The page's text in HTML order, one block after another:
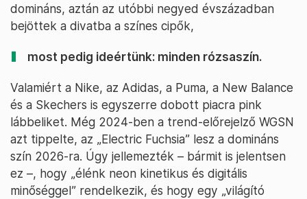
domináns, aztán az utóbbi negyed évszázadban
bejöttek a divatba a színes cipők,
most pedig ideértünk: minden rózsaszín.
Valamiért a Nike, az Adidas, a Puma, a New Balance
és a Skechers is egyszerre dobott piacra pink
lábbeliket. Még 2024-ben a trend-előrejelző WGSN
azt tippelte, az „Electric Fuchsia” lesz a domináns
szín 2026-ra. Úgy jellemezték – bármit is jelentsen
ez –, hogy „élénk neon kinetikus és digitális
minőséggel” rendelkezik, és hogy egy „világító